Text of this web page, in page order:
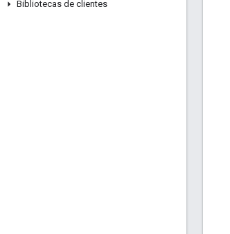
Bibliotecas de clientes